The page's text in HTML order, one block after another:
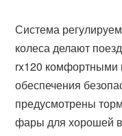
Система
колеса делают
rx120 комфортными
обеспечения
предусмотрены
фары для хорошей